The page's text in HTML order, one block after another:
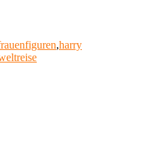
,harry